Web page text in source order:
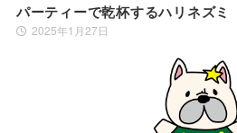
パーティーで乾杯するハリネズミ
2025年1月27日